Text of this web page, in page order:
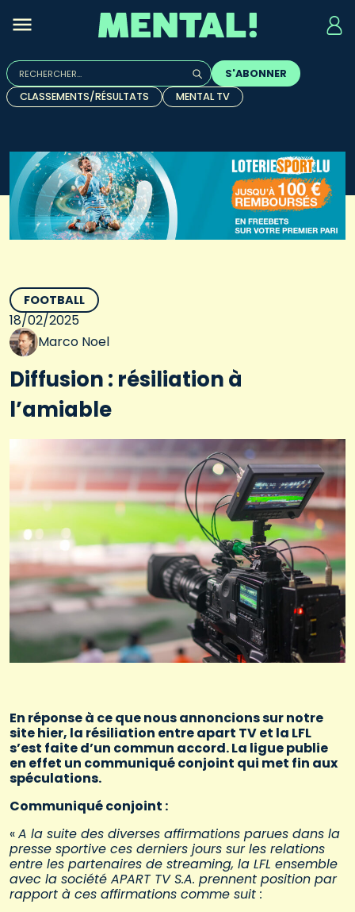
Rechercher :
Quand les résultats de l'auto-complétion sont
S'ABONNER
CLASSEMENTS/RÉSULTATS
MENTAL TV
FOOTBALL
18/02/2025
Marco Noel
Diffusion : résiliation à
l’amiable
En réponse à ce que nous annoncions sur notre
site hier, la résiliation entre apart TV et la LFL
s’est faite d’un commun accord. La ligue publie
en effet un communiqué conjoint qui met fin aux
spéculations.
Communiqué conjoint :
«A la suite des diverses affirmations parues dans la
presse sportive ces derniers jours sur les relations
entre les partenaires de streaming, la LFL ensemble
avec la société APART TV S.A. prennent position par
rapport à ces affirmations comme suit :